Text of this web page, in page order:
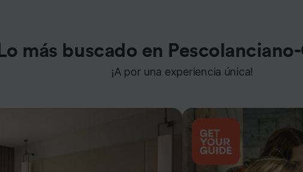
Lo más buscado en
¡A por una experiencia única!